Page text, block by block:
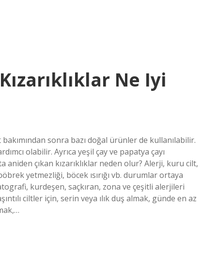
Ne Iyi
bakımından sonra bazı doğal ürünler de kullanılabilir.
olabilir. Ayrıca yeşil çay ve papatya çayı
aniden çıkan kızarıklıklar neden olur? Alerji, kuru cilt,
yetmezliği, böcek ısırığı vb. durumlar ortaya
kurdeşen, saçkıran, zona ve çeşitli alerjileri
ciltler için, serin veya ılık duş almak, günde en az